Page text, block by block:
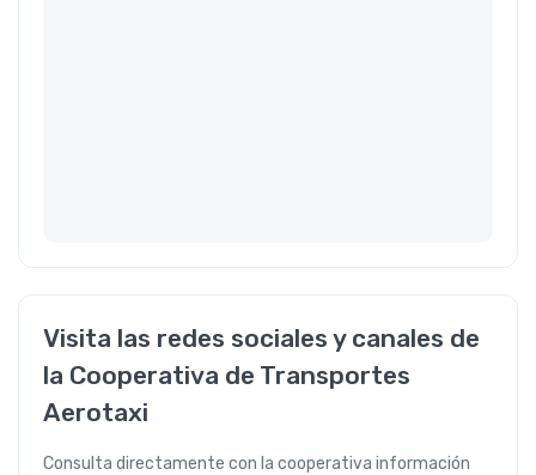
Visita las redes sociales y canales de
la Cooperativa de Transportes
Aerotaxi
Consulta directamente con la cooperativa información